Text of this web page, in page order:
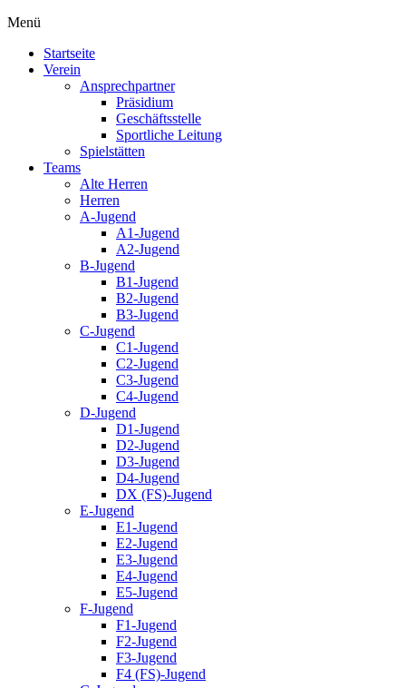
Menü
Startseite
Verein
Ansprechpartner
Präsidium
Geschäftsstelle
Sportliche Leitung
Spielstätten
Teams
Alte Herren
Herren
A-Jugend
A1-Jugend
A2-Jugend
B-Jugend
B1-Jugend
B2-Jugend
B3-Jugend
C-Jugend
C1-Jugend
C2-Jugend
C3-Jugend
C4-Jugend
D-Jugend
D1-Jugend
D2-Jugend
D3-Jugend
D4-Jugend
DX (FS)-Jugend
E-Jugend
E1-Jugend
E2-Jugend
E3-Jugend
E4-Jugend
E5-Jugend
F-Jugend
F1-Jugend
F2-Jugend
F3-Jugend
F4 (FS)-Jugend